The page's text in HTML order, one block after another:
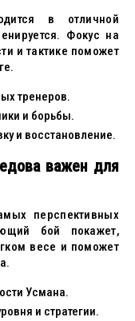
в отличной
Фокус на
и тактике поможет
тренеров.
и борьбы.
и восстановление.
важен для
перспективных
бой покажет,
весе и поможет
Усмана.
и стратегии.